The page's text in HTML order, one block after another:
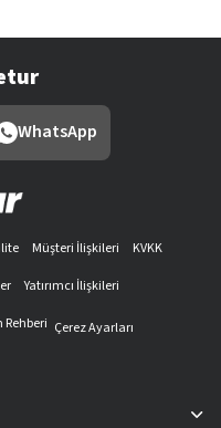
WhatsApp
Müşteri İlişkileri
KVKK
Yatırımcı İlişkileri
Rehberi Çerez Ayarları